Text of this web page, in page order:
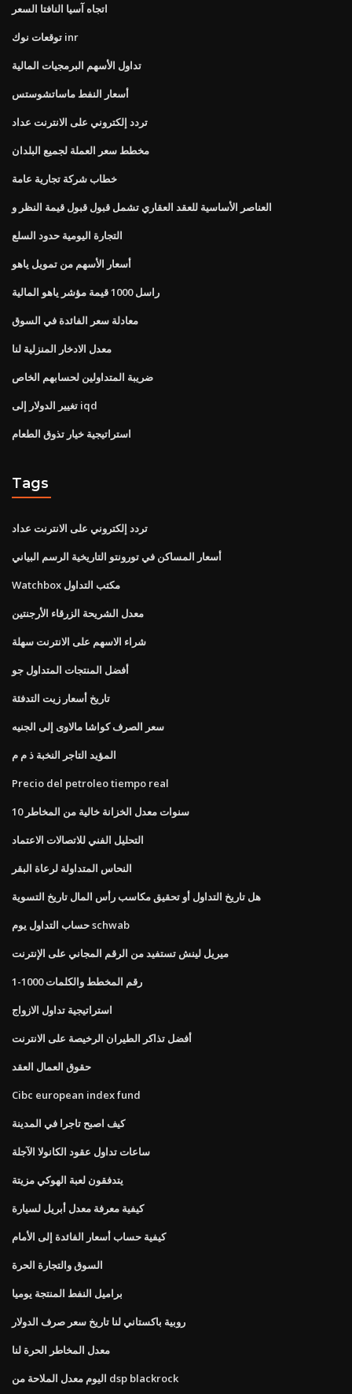
اتجاه آسيا النافتا السعر
توقعات نوك inr
تداول الأسهم البرمجيات المالية
أسعار النفط ماساتشوستس
تردد إلكتروني على الانترنت عداد
مخطط سعر العملة لجميع البلدان
خطاب شركة تجارية عامة
العناصر الأساسية للعقد العقاري تشمل قبول قبول قيمة النظر و
التجارة اليومية حدود السلع
أسعار الأسهم من تمويل ياهو
راسل 1000 قيمة مؤشر ياهو المالية
معادلة سعر الفائدة في السوق
معدل الادخار المنزلية لنا
ضريبة المتداولين لحسابهم الخاص
تغيير الدولار إلى iqd
استراتيجية خيار تذوق الطعام
Tags
تردد إلكتروني على الانترنت عداد
أسعار المساكن في تورونتو التاريخية الرسم البياني
Watchbox مكتب التداول
معدل الشريحة الزرقاء الأرجنتين
شراء الاسهم على الانترنت سهلة
أفضل المنتجات المتداول جو
تاريخ أسعار زيت التدفئة
سعر الصرف كواشا مالاوى إلى الجنيه
المؤيد التاجر النخبة ذ م م
Precio del petroleo tiempo real
10 سنوات معدل الخزانة خالية من المخاطر
التحليل الفني للاتصالات الاعتماد
النحاس المتداولة لرعاة البقر
هل تاريخ التداول أو تحقيق مكاسب رأس المال تاريخ التسوية
حساب التداول يوم schwab
ميريل لينش تستفيد من الرقم المجاني على الإنترنت
1-1000 رقم المخطط والكلمات
استراتيجية تداول الازواج
أفضل تذاكر الطيران الرخيصة على الانترنت
حقوق العمال العقد
Cibc european index fund
كيف اصبح تاجرا في المدينة
ساعات تداول عقود الكانولا الآجلة
يتدفقون لعبة الهوكي مزيتة
كيفية معرفة معدل أبريل لسيارة
كيفية حساب أسعار الفائدة إلى الأمام
السوق والتجارة الحرة
براميل النفط المنتجة يوميا
روبية باكستاني لنا تاريخ سعر صرف الدولار
معدل المخاطر الحرة لنا
اليوم معدل الملاحة من dsp blackrock